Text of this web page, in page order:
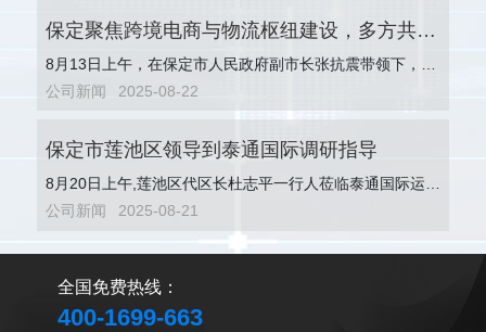
保定聚焦跨境电商与物流枢纽建设，多方共商
发展大计
8月13日上午，在保定市人民政府副市长张抗震带领下，市
商务局局长张文静、保定海关副关长张金宝、市邮政管理局
副局长樊帆、莲池区政府常务副区长...
公司新闻 2025-08-22
保定市莲池区领导到泰通国际调研指导
8月20日上午,莲池区代区长杜志平一行人莅临泰通国际运输
有限公司调研指导。公司董事长楚轩携核心团队全程陪同，
公司新闻 2025-08-21
全国免费热线：
400-1699-663